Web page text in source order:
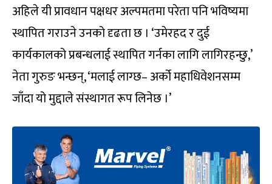
अहिले यी प्रावधान पक्षधर अल्पमतमा परेता पनि भविष्यमा
स्थापित गराउने उनको दृढता छ । ‘उमेरहद र दुई
कार्यकालको प्रबन्धलाई स्थापित गर्नका लागि लागिरहन्छु,’
नेता गुरुङ भन्छन्, ‘मलाई लाग्छ– अर्को महाधिवेशनसम्म
जाँदा यो मुद्दाले संस्थागत रूप लिनेछ ।’